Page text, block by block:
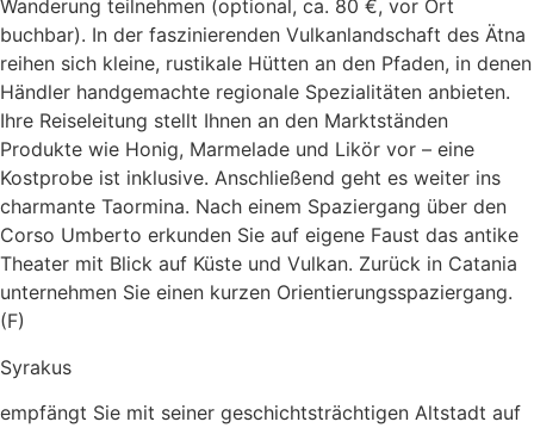
Wanderung teilnehmen (optional, ca. 80 €, vor Ort
buchbar). In der faszinierenden Vulkanlandschaft des Ätna
reihen sich kleine, rustikale Hütten an den Pfaden, in denen
Händler handgemachte regionale Spezialitäten anbieten.
Ihre Reiseleitung stellt Ihnen an den Marktständen
Produkte wie Honig, Marmelade und Likör vor – eine
Kostprobe ist inklusive. Anschließend geht es weiter ins
charmante Taormina. Nach einem Spaziergang über den
Corso Umberto erkunden Sie auf eigene Faust das antike
Theater mit Blick auf Küste und Vulkan. Zurück in Catania
unternehmen Sie einen kurzen Orientierungsspaziergang.
(F)
Syrakus
empfängt Sie mit seiner geschichtsträchtigen Altstadt auf